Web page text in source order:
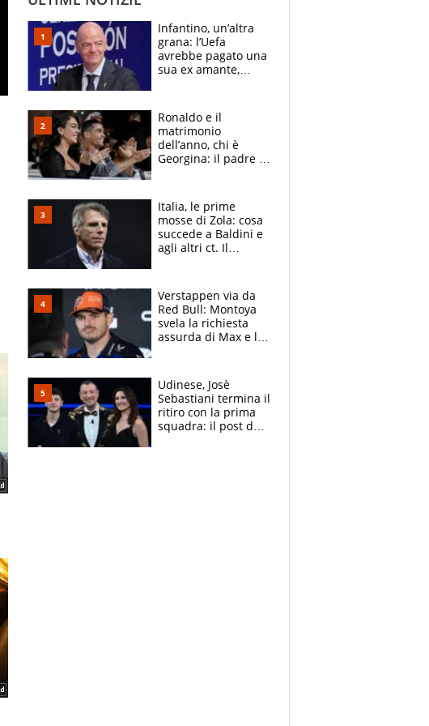
Infantino, un’altra
grana: l’Uefa
avrebbe pagato una
sua ex amante,
Ronaldo e il
matrimonio
dell’anno, chi è
Georgina: il padre in
social
Italia, le prime
mosse di Zola: cosa
succede a Baldini e
agli altri ct. Il
azzurri
Verstappen via da
Red Bull: Montoya
svela la richiesta
assurda di Max e lo
McLaren siano
meglio?”
Udinese, Josè
Sebastiani termina il
ritiro con la prima
squadra: il post del